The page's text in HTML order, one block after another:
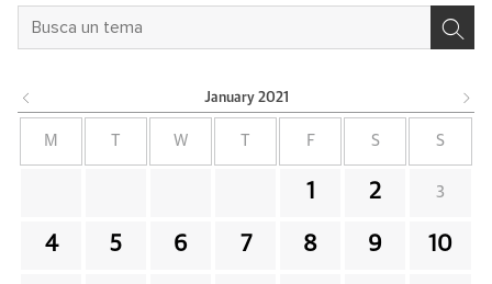
January 2021
M W F S S
1 2 3
4 5 6 7 8 9 10